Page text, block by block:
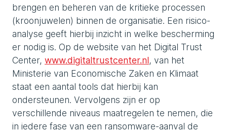
brengen en beheren van de kritieke processen
(kroonjuwelen) binnen de organisatie. Een risico-
analyse geeft hierbij inzicht in welke bescherming
er nodig is. Op de website van het Digital Trust
Center, www.digitaltrustcenter.nl, van het
Ministerie van Economische Zaken en Klimaat
staat een aantal tools dat hierbij kan
ondersteunen. Vervolgens zijn er op
verschillende niveaus maatregelen te nemen, die
in iedere fase van een ransomware-aanval de